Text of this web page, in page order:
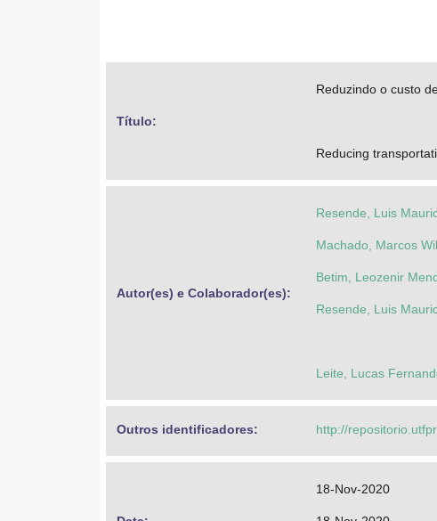
Título:
Reduzindo o custo
Reducing
Autor(es) e Colaborador(es):
Resende, Luis
Machado, Marcos
Betim, Leozenir
Resende, Luis
Leite, Lucas
Outros identificadores: http://
18-Nov-2020